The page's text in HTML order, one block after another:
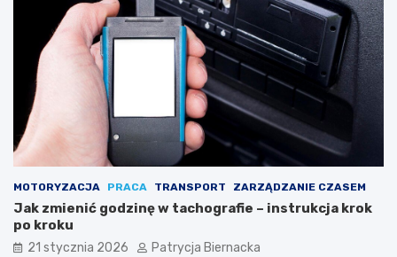
k
s
z
e
ś
MOTORYZACJA PRACA TRANSPORT ZARZĄDZANIE CZASEM
Jak zmienić godzinę w tachografie – instrukcja krok
po kroku
21 stycznia 2026 Patrycja Biernacka